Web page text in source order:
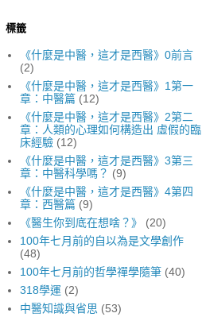
標籤
《什麼是中醫，這才是西醫》0前言
(2)
《什麼是中醫，這才是西醫》1第一
章：中醫篇 (12)
《什麼是中醫，這才是西醫》2第二
章：人類的心理如何構造出 虛假的臨
床經驗 (12)
《什麼是中醫，這才是西醫》3第三
章：中醫科學嗎？ (9)
《什麼是中醫，這才是西醫》4第四
章：西醫篇 (9)
《醫生你到底在想啥？》
(20)
100年七月前的自以為是文學創作
(48)
100年七月前的哲學禪學隨筆 (40)
318學運 (2)
中醫知識與省思 (53)